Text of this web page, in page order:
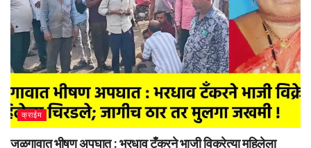
क्राईम
जळगावात भीषण अपघात : भरधाव टँकरने भाजी विक्रेत्या महिलेला